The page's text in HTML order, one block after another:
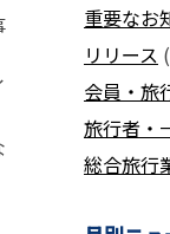
関西事務局
北
東北事務局
関
中部事務局
中
九州事務局
沖
主催のセミナー
セミナー・研修
各種 合格証・修了
観光庁公式「旅行
ビジネスに活用で
重要なお
リリース
会員・旅
旅行者・
総合旅行